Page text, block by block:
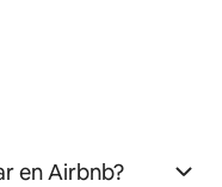
en Airbnb?